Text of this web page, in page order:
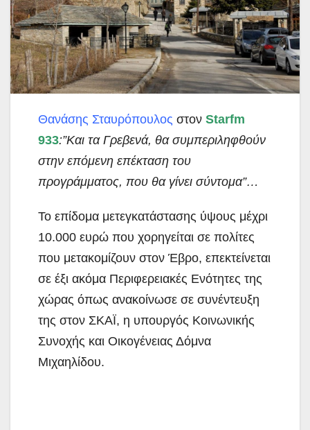
Θανάσης Σταυρόπουλος στον Starfm
933:”Και τα Γρεβενά, θα συμπεριληφθούν
στην επόμενη επέκταση του
προγράμματος, που θα γίνει σύντομα”…
Το επίδομα μετεγκατάστασης ύψους μέχρι
10.000 ευρώ που χορηγείται σε πολίτες
που μετακομίζουν στον Έβρο, επεκτείνεται
σε έξι ακόμα Περιφερειακές Ενότητες της
χώρας όπως ανακοίνωσε σε συνέντευξη
της στον ΣΚΑΪ, η υπουργός Κοινωνικής
Συνοχής και Οικογένειας Δόμνα
Μιχαηλίδου.